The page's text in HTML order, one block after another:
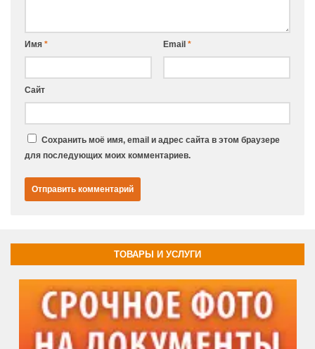
Имя * Email *
Сайт
Сохранить моё имя, email и адрес сайта в этом браузере
для последующих моих комментариев.
ТОВАРЫ И УСЛУГИ